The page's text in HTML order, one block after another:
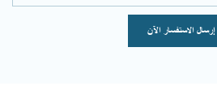
إرسال الاستفسار الآن